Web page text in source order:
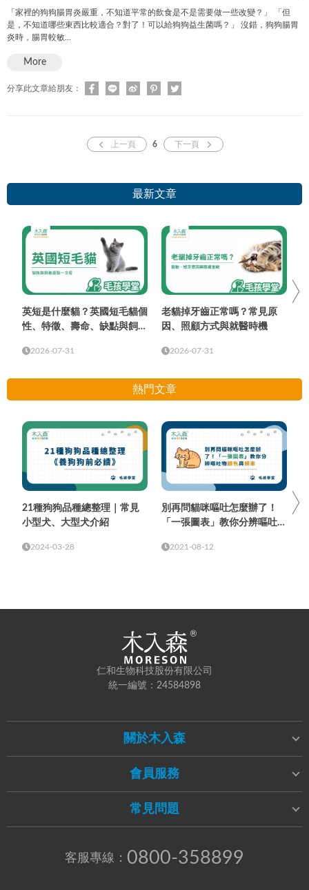
「家裡的狗狗腸胃炎嚴重，不知道平常的飲食是不是需要做一些改變？」 「但
是，不知道哪些東西比較適合？對了！可以給狗狗益生菌嗎？」 沒錯，狗狗腸胃
炎時，腸胃較敏...
More
分享此文章給朋友：
上一頁 6 下一頁
最新文章
英短是什麼貓？英國短毛貓個
性、特徵、壽命、缺點與飼養
2026-07-31
老貓掉牙齒正常嗎？常見原
因、照顧方式與就醫時機
2026-07-31
熱門文章
21種狗狗品種總整理｜常見
小型犬、大型犬介紹
2024-03-28
別再問貓咪嘔吐怎麼辦了！
「一張圖表」教你分辨嘔吐物
2021-08-12
仁和生物科技股份有限公司
統一編號：24584898
關於木入森
會員服務
常見問題
客服專線： 0800-358899